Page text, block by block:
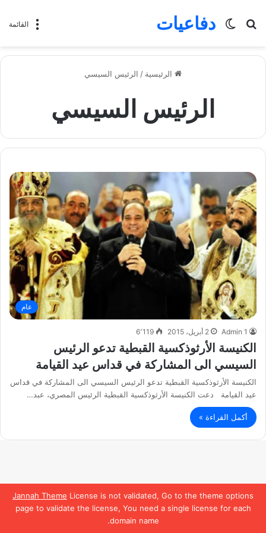
Jannah Theme License is not validated, Go to the theme options
page to validate the license, You need a single license for each
domain name.
القائمة دفاعيات
بحث
الوضع
الرئيسية / الرئيس السيسي
الرئيس السيسي
عام
Admin 1 2 أبريل، 2015 6٬119
الكنيسة الأرثوذكسية القبطية تدعو الرئيس
السيسي الى المشاركة في قداس عيد القيامة
الكنيسة الأرثوذكسية القبطية تدعو الرئيس السيسي الى المشاركة في قداس
عيد القيامة دعت الكنيسة الأرثوذكسية القبطية الرئيس المصري، عبد…
أكمل القراءة »